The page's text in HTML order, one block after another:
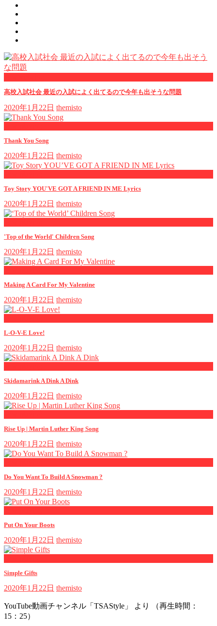
高校入試社会 最近の入試によく出てるので今年も出そうな問題
2020年1月22日 themisto
Thank You Song
2020年1月22日 themisto
Toy Story YOU'VE GOT A FRIEND IN ME Lyrics
2020年1月22日 themisto
'Top of the World' Children Song
2020年1月22日 themisto
Making A Card For My Valentine
2020年1月22日 themisto
L-O-V-E Love!
2020年1月22日 themisto
Skidamarink A Dink A Dink
2020年1月22日 themisto
Rise Up | Martin Luther King Song
2020年1月22日 themisto
Do You Want To Build A Snowman ?
2020年1月22日 themisto
Put On Your Boots
2020年1月22日 themisto
Simple Gifts
2020年1月22日 themisto
YouTube動画チャンネル「TSAStyle」 より （再生時間：
15：25）